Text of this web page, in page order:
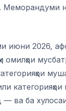
Меморандуми
июни 2026,
омилҳои
— ва ба